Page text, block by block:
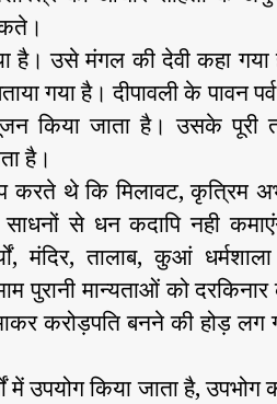
है। उसे मंगल की देवी कहा गया
गया है। दीपावली के पावन
किया जाता है। उसके पूरी
है।
करते थे कि मिलावट, कृत्रिम
से धन कदापि नही
मंदिर, तालाब, कुआं
मान्यताओं को
करोड़पति बनने की होड़ लग
में उपयोग किया जाता है, उपभोग